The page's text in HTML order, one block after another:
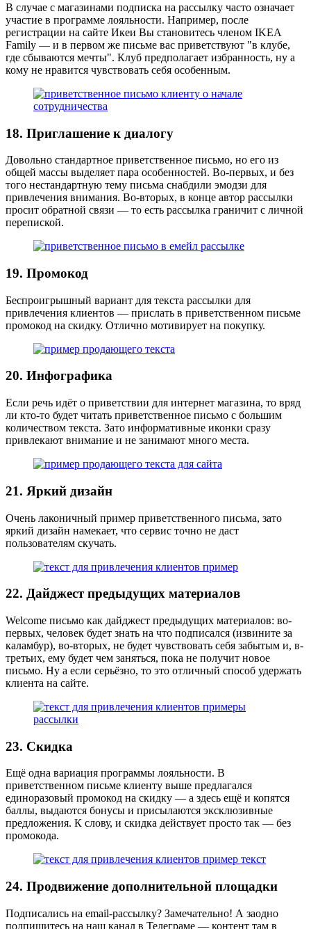
В случае с магазинами подписка на рассылку часто означает
участие в программе лояльности. Например, после
регистрации на сайте Икеи Вы становитесь членом IKEA
Family — и в первом же письме вас приветствуют "в клубе,
где сбываются мечты". Клуб предполагает избранность, ну а
кому не нравится чувствовать себя особенным.
18. Приглашение к диалогу
Довольно стандартное приветственное письмо, но его из
общей массы выделяет пара особенностей. Во-первых, и без
того нестандартную тему письма снабдили эмодзи для
привлечения внимания. Во-вторых, в конце автор рассылки
просит обратной связи — то есть рассылка граничит с личной
перепиской.
19. Промокод
Беспроигрышный вариант для текста рассылки для
привлечения клиентов — прислать в приветственном письме
промокод на скидку. Отлично мотивирует на покупку.
20. Инфографика
Если речь идёт о приветствии для интернет магазина, то вряд
ли кто-то будет читать приветственное письмо с большим
количеством текста. Зато информативные иконки сразу
привлекают внимание и не занимают много места.
21. Яркий дизайн
Очень лаконичный пример приветственного письма, зато
яркий дизайн намекает, что сервис точно не даст
пользователям скучать.
22. Дайджест предыдущих материалов
Welcome письмо как дайджест предыдущих материалов: во-
первых, человек будет знать на что подписался (извините за
каламбур), во-вторых, не будет чувствовать себя забытым и, в-
третьих, ему будет чем заняться, пока не получит новое
письмо. Ну а если серьёзно, то это отличный способ удержать
клиента на сайте.
23. Скидка
Ещё одна вариация программы лояльности. В
приветственном письме клиенту выше предлагался
единоразовый промокод на скидку — а здесь ещё и копятся
баллы, выдаются бонусы и присылаются эксклюзивные
предложения. К слову, и скидка действует просто так — без
промокода.
24. Продвижение дополнительной площадки
Подписались на email-рассылку? Замечательно! А заодно
подпишитесь на наш канал в Телеграме — контент там в